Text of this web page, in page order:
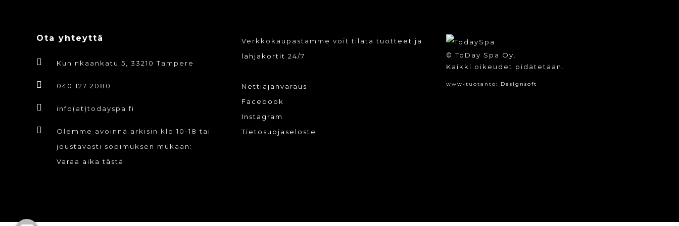
Ota yhteyttä
Kuninkaankatu 5, 33210 Tampere
040 127 2080
info(at)todayspa.fi
Olemme avoinna arkisin klo 10-18 tai
joustavasti sopimuksen mukaan:
Varaa aika tästä
Verkkokaupastamme voit tilatatuotteet ja
lahjakortit 24/7
Nettiajanvaraus
Facebook
Instagram
Tietosuojaseloste
© ToDay Spa Oy.
Kaikki oikeudet pidätetään.
www-tuotanto: Designsoft